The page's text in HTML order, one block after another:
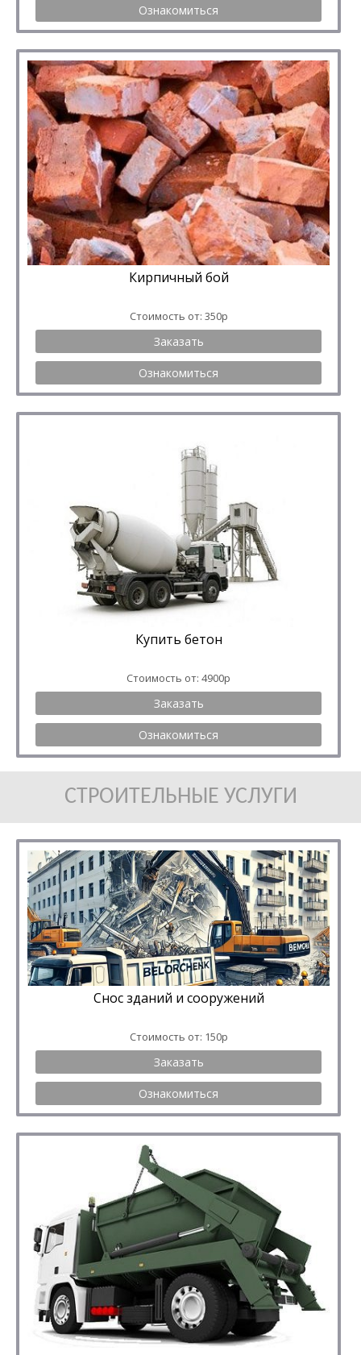
Ознакомиться
Кирпичный бой
Стоимость от: 350р
Заказать
Ознакомиться
Купить бетон
Стоимость от: 4900р
Заказать
Ознакомиться
СТРОИТЕЛЬНЫЕ УСЛУГИ
Снос зданий и сооружений
Стоимость от: 150р
Заказать
Ознакомиться